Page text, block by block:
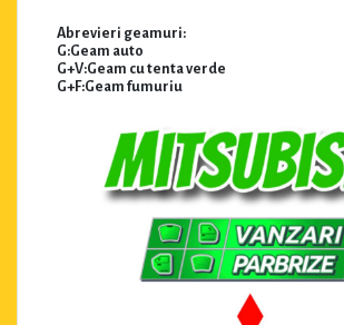
Abrevieri geamuri:
G:Geam auto
G+V:Geam cu tenta verde
G+F:Geam fumuriu